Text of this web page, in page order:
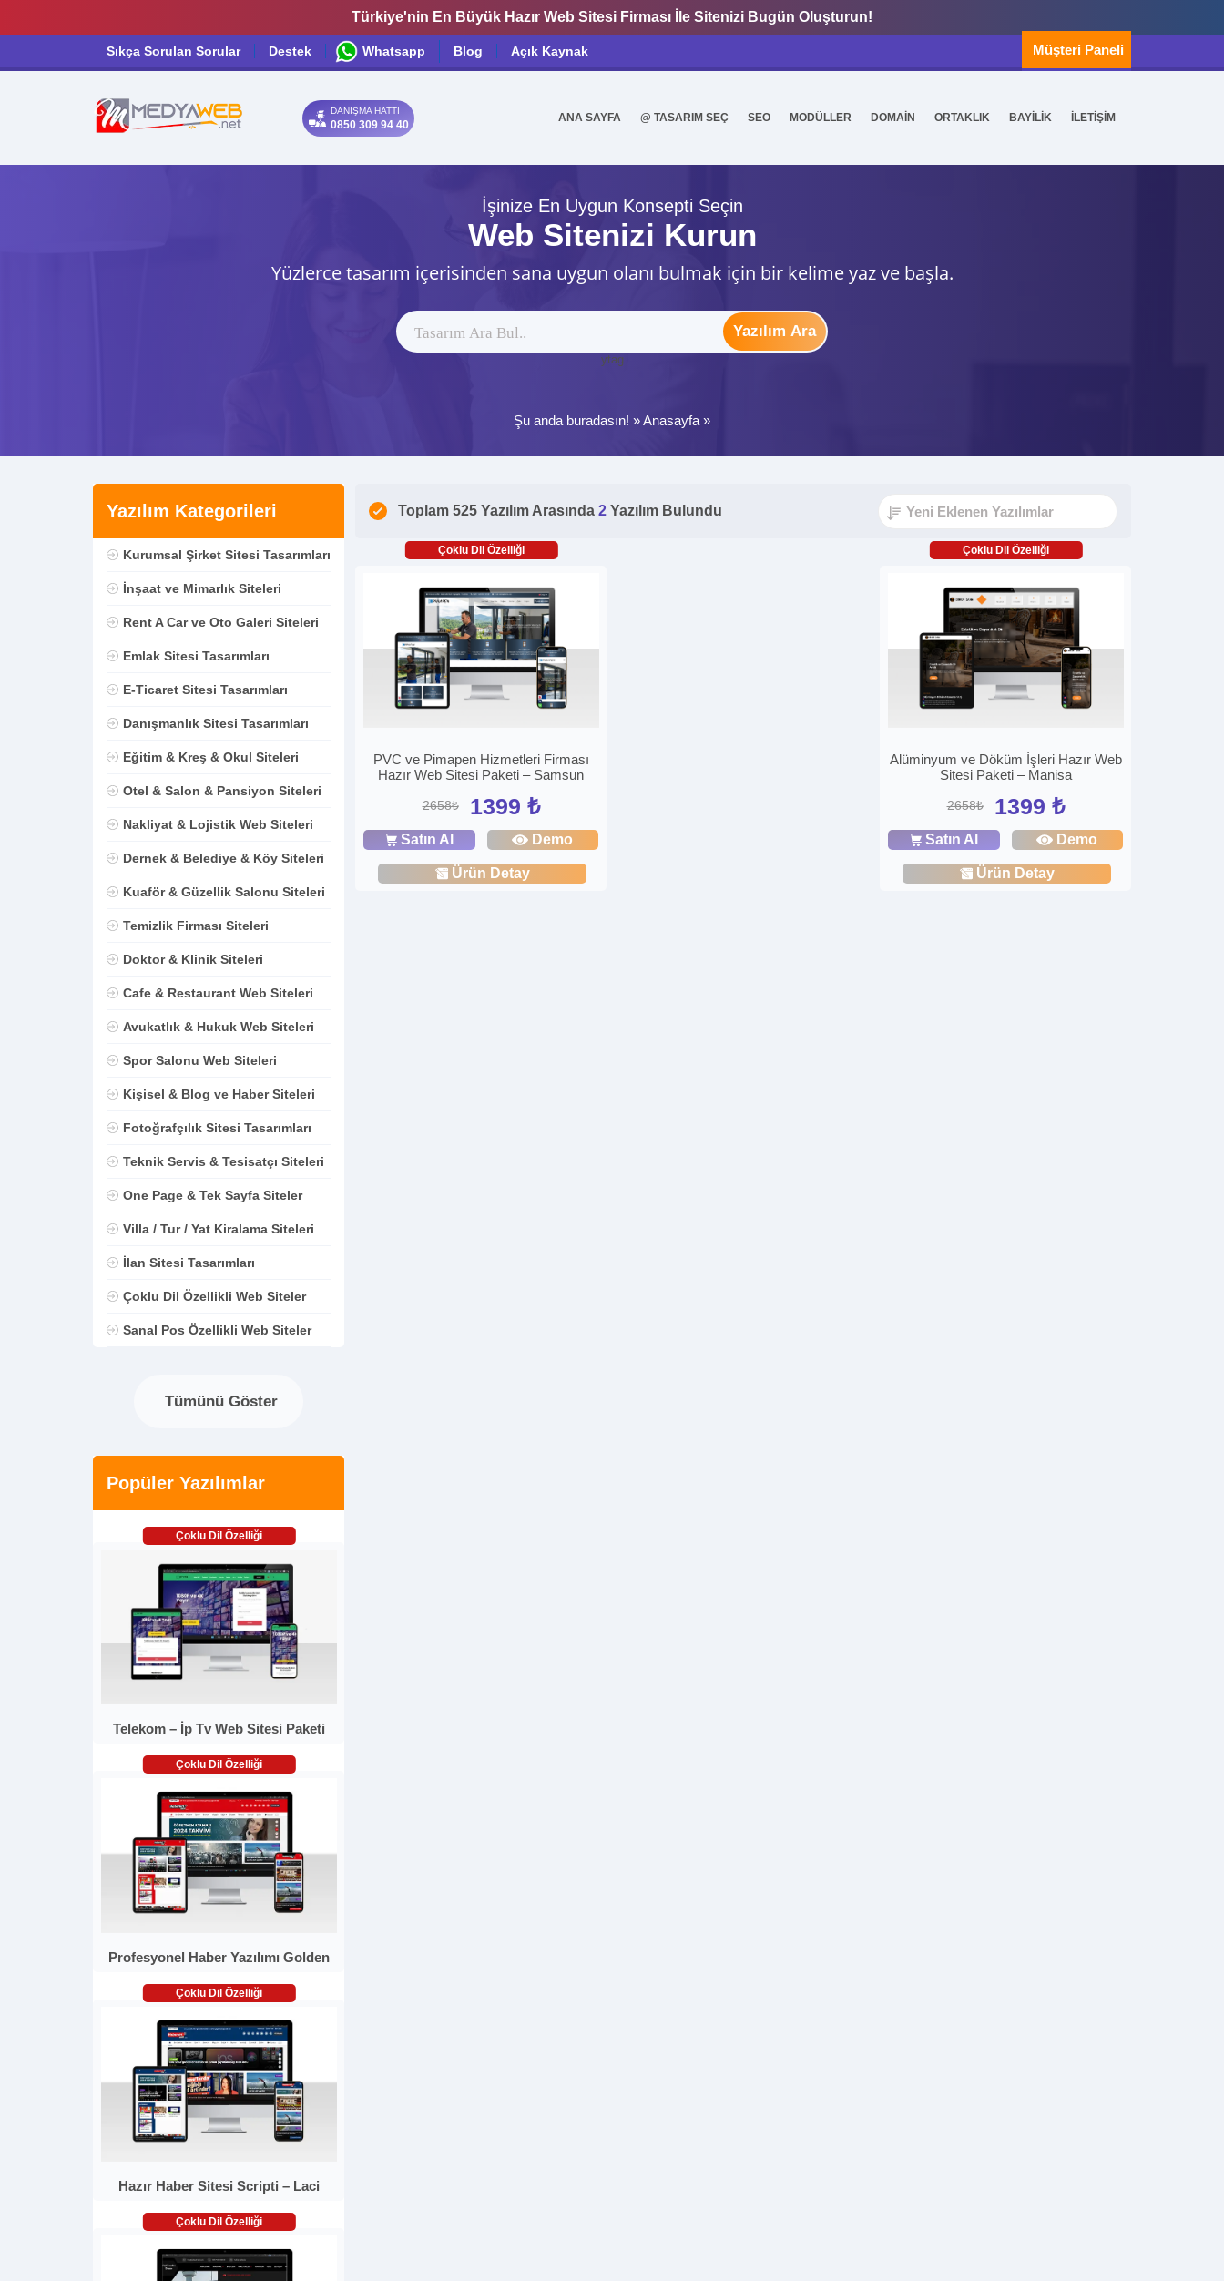
Türkiye'nin En Büyük Hazır Web Sitesi Firması İle Sitenizi Bugün Oluşturun!
Sıkça Sorulan Sorular Destek Whatsapp Blog Açık Kaynak Müşteri Paneli
DANIŞMA HATTI
0850 309 94 40
ANA SAYFA @ TASARIM SEÇ SEO MODÜLLER DOMAİN ORTAKLIK BAYİLİK İLETİŞİM
İşinize En Uygun Konsepti Seçin
Web Sitenizi Kurun
Yüzlerce tasarım içerisinden sana uygun olanı bulmak için bir kelime yaz ve başla.
Yazılım Ara
ytag
Şu anda buradasın! »Anasayfa »
Yazılım Kategorileri
Kurumsal Şirket Sitesi Tasarımları
İnşaat ve Mimarlık Siteleri
Rent A Car ve Oto Galeri Siteleri
Emlak Sitesi Tasarımları
E-Ticaret Sitesi Tasarımları
Danışmanlık Sitesi Tasarımları
Eğitim & Kreş & Okul Siteleri
Otel & Salon & Pansiyon Siteleri
Nakliyat & Lojistik Web Siteleri
Dernek & Belediye & Köy Siteleri
Kuaför & Güzellik Salonu Siteleri
Temizlik Firması Siteleri
Doktor & Klinik Siteleri
Cafe & Restaurant Web Siteleri
Avukatlık & Hukuk Web Siteleri
Spor Salonu Web Siteleri
Kişisel & Blog ve Haber Siteleri
Fotoğrafçılık Sitesi Tasarımları
Teknik Servis & Tesisatçı Siteleri
One Page & Tek Sayfa Siteler
Villa / Tur / Yat Kiralama Siteleri
İlan Sitesi Tasarımları
Çoklu Dil Özellikli Web Siteler
Sanal Pos Özellikli Web Siteler
Tümünü Göster
Popüler Yazılımlar
Çoklu Dil Özelliği
Telekom – İp Tv Web Sitesi Paketi
Çoklu Dil Özelliği
Profesyonel Haber Yazılımı Golden
Çoklu Dil Özelliği
Hazır Haber Sitesi Scripti – Laci
Çoklu Dil Özelliği
Toplam 525 Yazılım Arasında 2 Yazılım Bulundu
Çoklu Dil Özelliği
PVC ve Pimapen Hizmetleri Firması
Hazır Web Sitesi Paketi – Samsun
2658₺ 1399 ₺
Satın Al Demo
Ürün Detay
Çoklu Dil Özelliği
Alüminyum ve Döküm İşleri Hazır Web
Sitesi Paketi – Manisa
2658₺ 1399 ₺
Satın Al Demo
Ürün Detay